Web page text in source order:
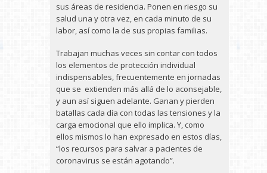
sus áreas de residencia. Ponen en riesgo su
salud una y otra vez, en cada minuto de su
labor, así como la de sus propias familias.
Trabajan muchas veces sin contar con todos
los elementos de protección individual
indispensables, frecuentemente en jornadas
que se extienden más allá de lo aconsejable,
y aun así siguen adelante. Ganan y pierden
batallas cada día con todas las tensiones y la
carga emocional que ello implica. Y, como
ellos mismos lo han expresado en estos días,
“los recursos para salvar a pacientes de
coronavirus se están agotando”.